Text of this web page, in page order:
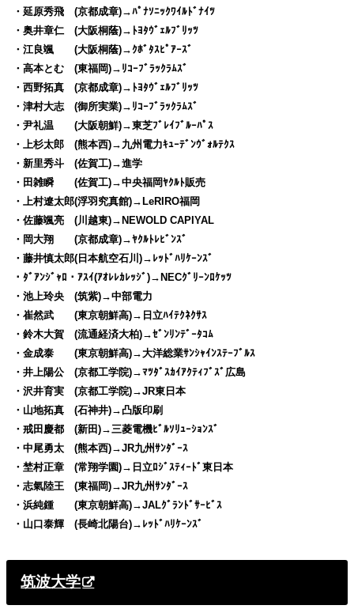
・延原秀飛 (京都成章)→ﾊﾟﾅｿﾆｯｸﾜｲﾙﾄﾞﾅｲﾂ
・奥井章仁 (大阪桐蔭)→ﾄﾖﾀｳﾞｪﾙﾌﾞﾘｯﾂ
・江良颯 (大阪桐蔭)→ｸﾎﾞﾀｽﾋﾟｱｰｽﾞ
・高本とむ (東福岡)→ﾘｺｰﾌﾞﾗｯｸﾗﾑｽﾞ
・西野拓真 (京都成章)→ﾄﾖﾀｳﾞｪﾙﾌﾞﾘｯﾂ
・津村大志 (御所実業)→ﾘｺｰﾌﾞﾗｯｸﾗﾑｽﾞ
・尹礼温 (大阪朝鮮)→東芝ﾌﾞﾚｲﾌﾞﾙｰﾊﾟｽ
・上杉太郎 (熊本西)→九州電力ｷｭｰﾃﾞﾝｳﾞｫﾙﾃｸｽ
・新里秀斗 (佐賀工)→進学
・田雑瞬 (佐賀工)→中央福岡ﾔｸﾙﾄ販売
・上村遼太郎(浮羽究真館)→LeRIRO福岡
・佐藤颯亮 (川越東)→NEWOLD CAPIYAL
・岡大翔 (京都成章)→ﾔｸﾙﾄﾚﾋﾞﾝｽﾞ
・藤井慎太郎(日本航空石川)→ﾚｯﾄﾞﾊﾘｹｰﾝｽﾞ
・ﾀﾞｱﾝｼﾞｬﾛ・ｱｽｲ(ｱｵﾚﾚｶﾚｯｼﾞ)→NECｸﾞﾘｰﾝﾛｹｯﾂ
・池上玲央 (筑紫)→中部電力
・崔然武 (東京朝鮮高)→日立ﾊｲﾃｸﾈｸｻｽ
・鈴木大賀 (流通経済大柏)→ｾﾞﾝﾘﾝﾃﾞｰﾀｺﾑ
・金成泰 (東京朝鮮高)→大洋総業ｻﾝｼｬｲﾝｽﾃｰﾌﾞﾙｽ
・井上陽公 (京都工学院)→ﾏﾂﾀﾞｽｶｲｱｸﾃｨﾌﾞｽﾞ広島
・沢井育実 (京都工学院)→JR東日本
・山地拓真 (石神井)→凸版印刷
・戒田慶都 (新田)→三菱電機ﾋﾞﾙｿﾘｭｰｼｮﾝｽﾞ
・中尾勇太 (熊本西)→JR九州ｻﾝﾀﾞｰｽ
・埜村正章 (常翔学園)→日立ﾛｼﾞｽﾃｨｰﾄﾞ東日本
・志氣陸王 (東福岡)→JR九州ｻﾝﾀﾞｰｽ
・浜純鍾 (東京朝鮮高)→JALｸﾞﾗﾝﾄﾞｻｰﾋﾞｽ
・山口泰輝 (長崎北陽台)→ﾚｯﾄﾞﾊﾘｹｰﾝｽﾞ
筑波大学